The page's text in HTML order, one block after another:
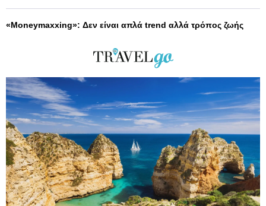
«Moneymaxxing»: Δεν είναι απλά trend αλλά τρόπος ζωής